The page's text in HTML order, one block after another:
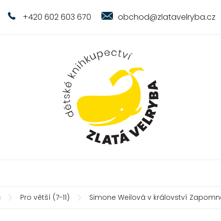
+420 602 603 670 obchod@zlatavelryba.cz
Pro větší (7-11) Simone Weilová v království